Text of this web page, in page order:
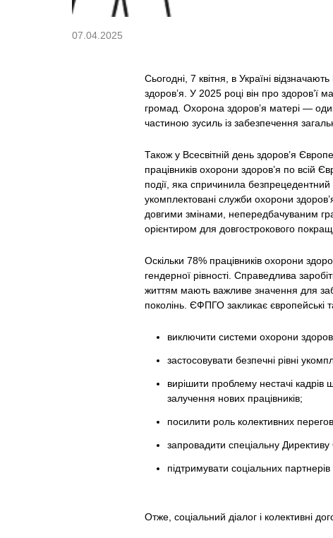
07.04.2025
Сьогодні, 7 квітня, в Україні
здоров’я. У 2025 році він про здоров’ї
громад. Охорона здоров’я матері —
частиною зусиль із забезпечення
Також у Всесвітній день здоров’я
працівників охорони здоров’я по всій
події, яка спричинила
укомплектовані служби охорони
довгими змінами, непередбачуваним
орієнтиром для довгострокового
Оскільки 78% працівників охорони
гендерної рівності. Справедлива
життям мають важливе значення для
поколінь. ЄФПГО закликає європейські
виключити системи охорони
застосовувати безпечні рівні
вирішити проблему нестачі
залучення нових працівників;
посилити роль колективних
запровадити спеціальну Директиву
підтримувати соціальних
Отже, соціальний діалог і колективні